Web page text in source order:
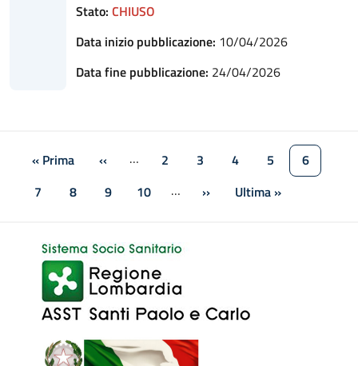
Stato: CHIUSO
Data inizio pubblicazione: 10/04/2026
Data fine pubblicazione: 24/04/2026
Paginazione
Prima pagina
« Prima Pagina precedente
‹‹ … Pagina
2 Pagina
3 Pagina
4 Pagina
5 Pagina
6
Pagina
7 Pagina
8 Pagina
9 Pagina
10 … Pagina successiva
›› Ultima pagina
Ultima »